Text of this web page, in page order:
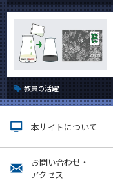
教員の活躍
本サイトについて
お問い合わせ・
アクセス